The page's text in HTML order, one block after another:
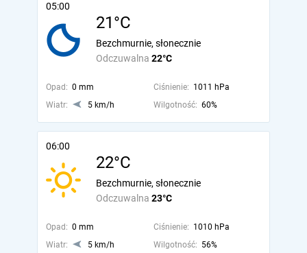
05:00
21°C
Odczuwalna 22°C
Bezchmurnie, słonecznie
Opad: 0 mm Ciśnienie: 1011 hPa
Wiatr:
5 km/h Wilgotność: 60%
06:00
22°C
Odczuwalna 23°C
Bezchmurnie, słonecznie
Opad: 0 mm Ciśnienie: 1010 hPa
Wiatr:
5 km/h Wilgotność: 56%